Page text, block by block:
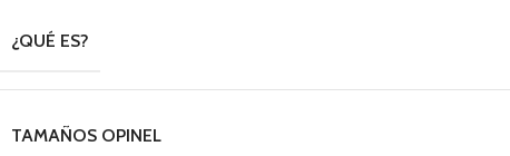
¿QUÉ ES?
TAMAÑOS OPINEL